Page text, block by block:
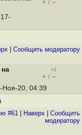
+ / –
Cообщить модератору
+2
+ / –
Ноя-20, 04:39
#61 Наверх
Cообщить
модератору